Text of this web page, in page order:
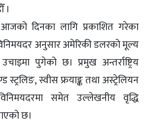
।
दिनका लागि प्रकाशित गरेका
अनुसार अमेरिकी डलरको मूल्य
पुगेको छ। प्रमुख अन्तर्राष्ट्रिय
स्ट्रलिङ, स्वीस फ्रयाङ्क तथा अस्ट्रेलियन
समेत उल्लेखनीय वृद्धि
छ।